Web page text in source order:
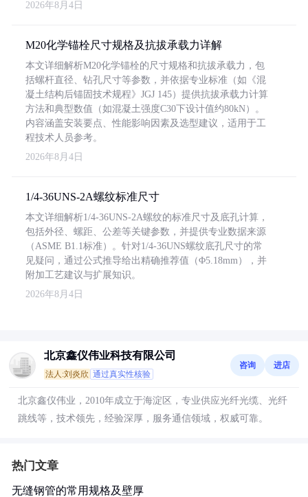
2026年8月4日
M20化学锚栓尺寸规格及抗拔承载力详解
本文详细解析M20化学锚栓的尺寸规格和抗拔承载力，包
括螺杆直径、钻孔尺寸等参数，并依据专业标准（如《混
凝土结构后锚固技术规程》JGJ 145）提供抗拔承载力计算
方法和典型数值（如混凝土强度C30下设计值约80kN）。
内容涵盖安装要点、性能影响因素及选型建议，适用于工
程技术人员参考。
2026年8月4日
1/4-36UNS-2A螺纹标准尺寸
本文详细解析1/4-36UNS-2A螺纹的标准尺寸及底孔计算，
包括外径、螺距、公差等关键参数，并提供专业数据来源
（ASME B1.1标准）。针对1/4-36UNS螺纹底孔尺寸的常
见疑问，通过公式推导给出精确推荐值（Φ5.18mm），并
附加工艺建议与扩展知识。
2026年8月4日
北京鑫仪伟业科技有限公司
法人:刘炎欣 通过真实性核验
咨询 进店
北京鑫仪伟业，2010年成立于海淀区，专业供应光纤光缆、光纤
跳线等，技术领先，经验深厚，服务通信领域，权威可靠。
热门文章
无缝钢管的常用规格及壁厚